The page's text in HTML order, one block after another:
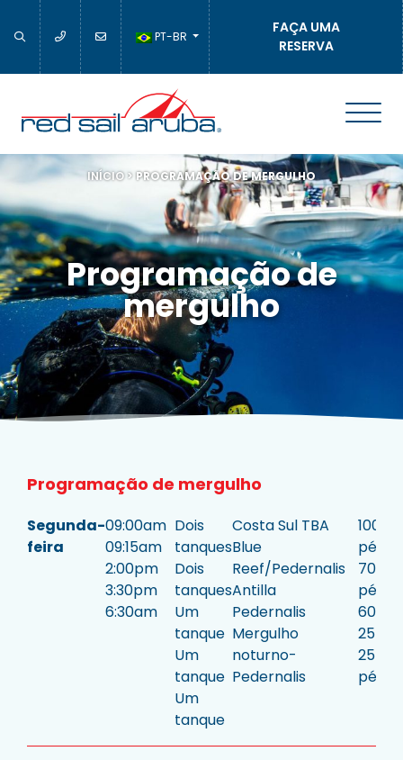
PT-BR
FAÇA UMA
RESERVA
INÍCIO> PROGRAMAÇÃO DE MERGULHO
Programação de
mergulho
Programação de mergulho
Segunda-
feira
09:00am
09:15am
2:00pm
3:30pm
6:30am
Dois
tanques
Dois
tanques
Um
tanque
Um
tanque
Um
tanque
Costa Sul TBA
Blue
Reef/Pedernalis
Antilla
Pedernalis
Mergulho
noturno-
Pedernalis
100/
pés
70/25
pés
60
25
25
pés.